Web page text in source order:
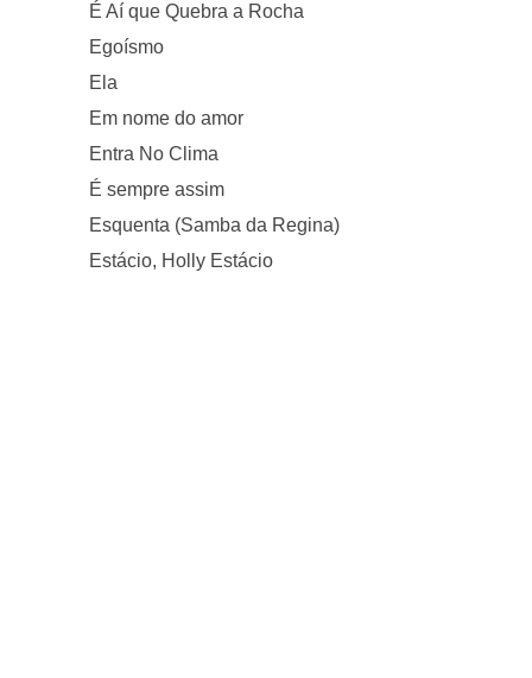
É Aí que Quebra a Rocha
Egoísmo
Ela
Em nome do amor
Entra No Clima
É sempre assim
Esquenta (Samba da Regina)
Estácio, Holly Estácio